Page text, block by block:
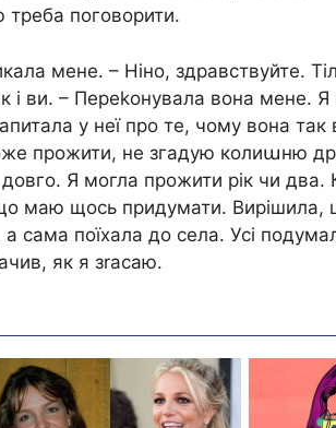
поговорити.
мене. – Ніно, здравствуйте.
ви. – Переkонувала вона мене. Я
у неї про те, чому вона так
прожити, не згадую колиաню
Я могла прожити рік чи два.
маю щось придумати. Вирішила,
а сама поїхала до села. Усі
як я зrасаю.